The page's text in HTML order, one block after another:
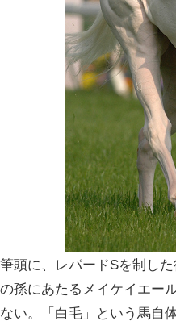
頭に、レパードSを制し
孫にあたるメイケイエー
い。「白毛」という馬自